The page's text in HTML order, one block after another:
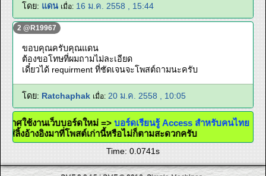
โดย: แดน เมื่อ: 16 ม.ค. 2558 , 15:44
2 @R19967
ขอบคุณครับคุณแดน
ต้องขอโทษที่ผมถามไม่ละเอียด
เดี๋ยวได้ requirment ที่ชัดเจนจะโพสต์ถามนะครับ
โดย: Ratchaphak เมื่อ: 20 ม.ค. 2558 , 10:05
ะกาศใช้งานเว็บบอร์ดใหม่ =>บอร์ดเรียนรู้ Access สำหรับคนไทย
ะใส่ลิ้งอ้างอิงมาที่โพสต์เก่านี้หรือไม่ก็ตามสะดวกครับ
Time: 0.0741s